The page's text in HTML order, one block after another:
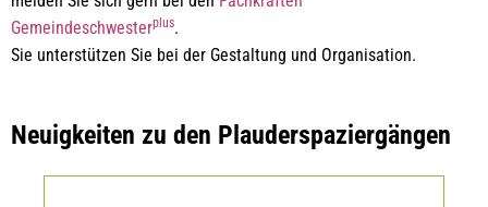
Gemeindeschwesterplus.
Sie unterstützen Sie bei der Gestaltung und Organisation.
Neuigkeiten zu den Plauderspaziergängen